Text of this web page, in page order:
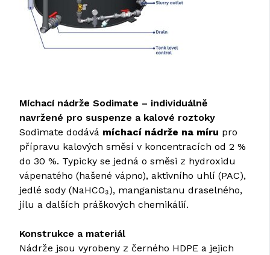
Míchací nádrže Sodimate – individuálně
navržené pro suspenze a kalové roztoky
Sodimate dodává míchací nádrže na míru pro
přípravu kalových směsí v koncentracích od 2 %
do 30 %. Typicky se jedná o směsi z hydroxidu
vápenatého (hašené vápno), aktivního uhlí (PAC),
jedlé sody (NaHCO₃), manganistanu draselného,
jílu a dalších práškových chemikálií.
Konstrukce a materiál
Nádrže jsou vyrobeny z černého HDPE a jejich